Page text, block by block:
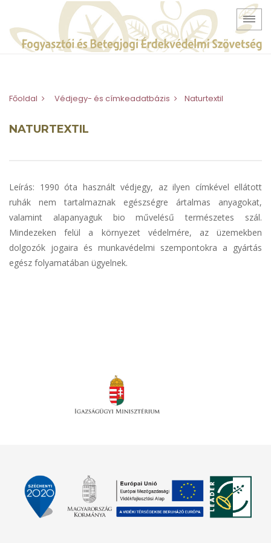
Főoldal Védjegy- és címkeadatbázis Naturtextil
NATURTEXTIL
Leírás: 1990 óta használt védjegy, az ilyen címkével ellátott
ruhák nem tartalmaznak egészségre ártalmas anyagokat,
valamint alapanyaguk bio művelésű természetes szál.
Mindezeken felül a környezet védelmére, az üzemekben
dolgozók jogaira és munkavédelmi szempontokra a gyártás
egész folyamatában ügyelnek.